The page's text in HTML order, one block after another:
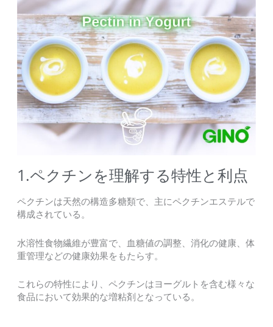
1.ペクチンを理解する特性と利点
ペクチンは天然の構造多糖類で、主にペクチンエステルで
構成されている。
水溶性食物繊維が豊富で、血糖値の調整、消化の健康、体
重管理などの健康効果をもたらす。
これらの特性により、ペクチンはヨーグルトを含む様々な
食品において効果的な増粘剤となっている。